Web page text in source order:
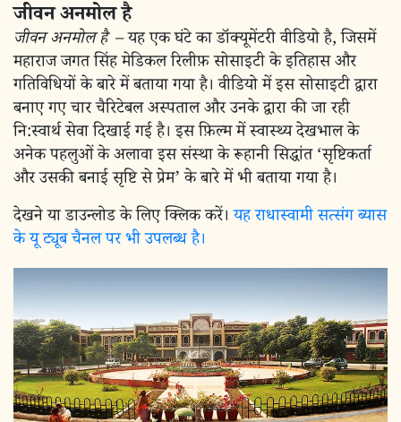
जीवन अनमोल है
जीवन अनमोल है – यह एक घंटे का डॉक्यूमेंटरी वीडियो है, जिसमें
महाराज जगत सिंह मेडिकल रिलीफ़ सोसाइटी के इतिहास और
गतिविधियों के बारे में बताया गया है। वीडियो में इस सोसाइटी द्वारा
बनाए गए चार चैरिटेबल अस्पताल और उनके द्वारा की जा रही
नि:स्वार्थ सेवा दिखाई गई है। इस फ़िल्म में स्वास्थ्य देखभाल के
अनेक पहलुओं के अलावा इस संस्था के रूहानी सिद्धांत ‘सृष्टिकर्ता
और उसकी बनाई सृष्टि से प्रेम’ के बारे में भी बताया गया है।
देखने या डाउन्लोड के लिए क्लिक करें।यह राधास्वामी सत्संग ब्यास
के यू ट्यूब चैनल पर भी उपलब्ध है।